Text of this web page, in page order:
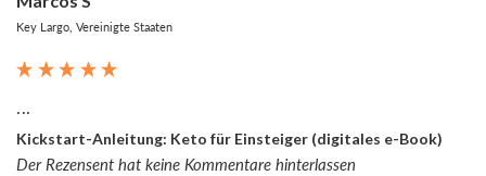
Key Largo, Vereinigte Staaten
...
Kickstart-Anleitung: Keto für Einsteiger (digitales e-Book)
Der Rezensent hat keine Kommentare hinterlassen